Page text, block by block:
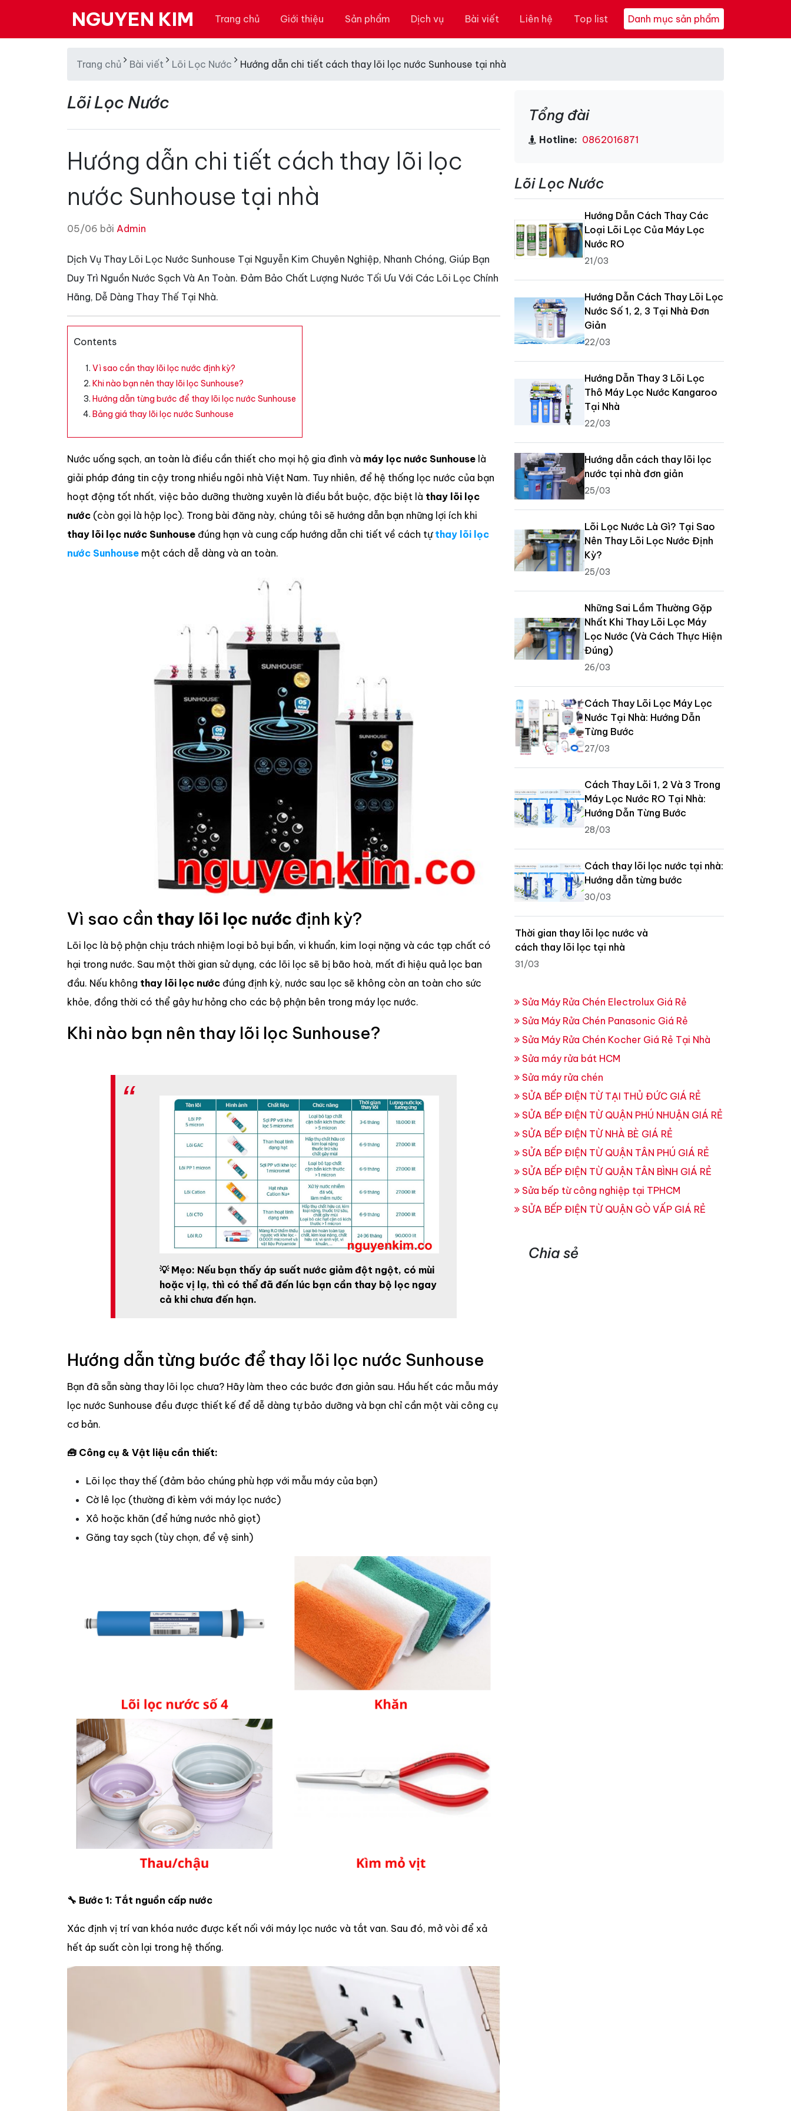
NGUYEN KIM Trang chủ Giới thiệu Sản phẩm Dịch vụ Bài viết Liên hệ Top list Danh mục sản phẩm
Trang chủ Bài viết Lõi Lọc Nước Hướng dẫn chi tiết cách thay lõi lọc nước Sunhouse tại nhà
Lõi Lọc Nước
Hướng dẫn chi tiết cách thay lõi lọc
nước Sunhouse tại nhà
05/06 bởi Admin
Dịch Vụ Thay Lõi Lọc Nước Sunhouse Tại Nguyễn Kim Chuyên Nghiệp, Nhanh Chóng, Giúp Bạn
Duy Trì Nguồn Nước Sạch Và An Toàn. Đảm Bảo Chất Lượng Nước Tối Ưu Với Các Lõi Lọc Chính
Hãng, Dễ Dàng Thay Thế Tại Nhà.
Contents
Vì sao cần thay lõi lọc nước định kỳ?
Khi nào bạn nên thay lõi lọc Sunhouse?
Hướng dẫn từng bước để thay lõi lọc nước Sunhouse
Bảng giá thay lõi lọc nước Sunhouse
Nước uống sạch, an toàn là điều cần thiết cho mọi hộ gia đình và máy lọc nước Sunhouse là
giải pháp đáng tin cậy trong nhiều ngôi nhà Việt Nam. Tuy nhiên, để hệ thống lọc nước của bạn
hoạt động tốt nhất, việc bảo dưỡng thường xuyên là điều bắt buộc, đặc biệt là thay lõi lọc
nước (còn gọi là hộp lọc). Trong bài đăng này, chúng tôi sẽ hướng dẫn bạn những lợi ích khi
thay lõi lọc nước Sunhouse đúng hạn và cung cấp hướng dẫn chi tiết về cách tự thay lõi lọc
nước Sunhouse một cách dễ dàng và an toàn.
Vì sao cần thay lõi lọc nước định kỳ?
Lõi lọc là bộ phận chịu trách nhiệm loại bỏ bụi bẩn, vi khuẩn, kim loại nặng và các tạp chất có
hại trong nước. Sau một thời gian sử dụng, các lõi lọc sẽ bị bão hoà, mất đi hiệu quả lọc ban
đầu. Nếu không thay lõi lọc nước đúng định kỳ, nước sau lọc sẽ không còn an toàn cho sức
khỏe, đồng thời có thể gây hư hỏng cho các bộ phận bên trong máy lọc nước.
Khi nào bạn nên thay lõi lọc Sunhouse?
💡 Mẹo: Nếu bạn thấy áp suất nước giảm đột ngột, có mùi
hoặc vị lạ, thì có thể đã đến lúc bạn cần thay bộ lọc ngay
cả khi chưa đến hạn.
Hướng dẫn từng bước để thay lõi lọc nước Sunhouse
Bạn đã sẵn sàng thay lõi lọc chưa? Hãy làm theo các bước đơn giản sau. Hầu hết các mẫu máy
lọc nước Sunhouse đều được thiết kế để dễ dàng tự bảo dưỡng và bạn chỉ cần một vài công cụ
cơ bản.
🧰 Công cụ & Vật liệu cần thiết:
Lõi lọc thay thế (đảm bảo chúng phù hợp với mẫu máy của bạn)
Cờ lê lọc (thường đi kèm với máy lọc nước)
Xô hoặc khăn (để hứng nước nhỏ giọt)
Găng tay sạch (tùy chọn, để vệ sinh)
🔧 Bước 1: Tắt nguồn cấp nước
Xác định vị trí van khóa nước được kết nối với máy lọc nước và tắt van. Sau đó, mở vòi để xả
hết áp suất còn lại trong hệ thống.
Tổng đài
Hotline: 0862016871
Lõi Lọc Nước
Hướng Dẫn Cách Thay Các
Loại Lõi Lọc Của Máy Lọc
Nước RO
21/03
Hướng Dẫn Cách Thay Lõi Lọc
Nước Số 1, 2, 3 Tại Nhà Đơn
Giản
22/03
Hướng Dẫn Thay 3 Lõi Lọc
Thô Máy Lọc Nước Kangaroo
Tại Nhà
22/03
Hướng dẫn cách thay lõi lọc
nước tại nhà đơn giản
25/03
Lõi Lọc Nước Là Gì? Tại Sao
Nên Thay Lõi Lọc Nước Định
Kỳ?
25/03
Những Sai Lầm Thường Gặp
Nhất Khi Thay Lõi Lọc Máy
Lọc Nước (Và Cách Thực Hiện
Đúng)
26/03
Cách Thay Lõi Lọc Máy Lọc
Nước Tại Nhà: Hướng Dẫn
Từng Bước
27/03
Cách Thay Lõi 1, 2 Và 3 Trong
Máy Lọc Nước RO Tại Nhà:
Hướng Dẫn Từng Bước
28/03
Cách thay lõi lọc nước tại nhà:
Hướng dẫn từng bước
30/03
Thời gian thay lõi lọc nước và
cách thay lõi lọc tại nhà
31/03
Sửa Máy Rửa Chén Electrolux Giá Rẻ
Sửa Máy Rửa Chén Panasonic Giá Rẻ
Sửa Máy Rửa Chén Kocher Giá Rẻ Tại Nhà
Sửa máy rửa bát HCM
Sửa máy rửa chén
SỬA BẾP ĐIỆN TỪ TẠI THỦ ĐỨC GIÁ RẺ
SỬA BẾP ĐIỆN TỪ QUẬN PHÚ NHUẬN GIÁ RẺ
SỬA BẾP ĐIỆN TỪ NHÀ BÈ GIÁ RẺ
SỬA BẾP ĐIỆN TỪ QUẬN TÂN PHÚ GIÁ RẺ
SỬA BẾP ĐIỆN TỪ QUẬN TÂN BÌNH GIÁ RẺ
Sửa bếp từ công nghiệp tại TPHCM
SỬA BẾP ĐIỆN TỪ QUẬN GÒ VẤP GIÁ RẺ
Chia sẻ